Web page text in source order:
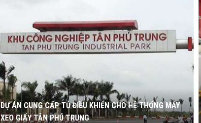
DỰ ÁN CUNG CẤP TỦ ĐIỀU KHIỂN CHO HỆ THỐNG MÁY
XEO GIẤY TÂN PHÚ TRUNG